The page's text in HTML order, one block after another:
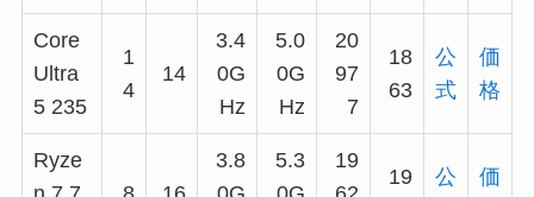
Core
Ultra
5 235
1
4
14
3.4
0G
Hz
5.0
0G
Hz
20
97
7
18
63
公
式
価
格
Ryze
3.8
5.3
19
19
公
価